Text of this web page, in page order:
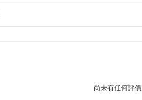
尚未有任何評價